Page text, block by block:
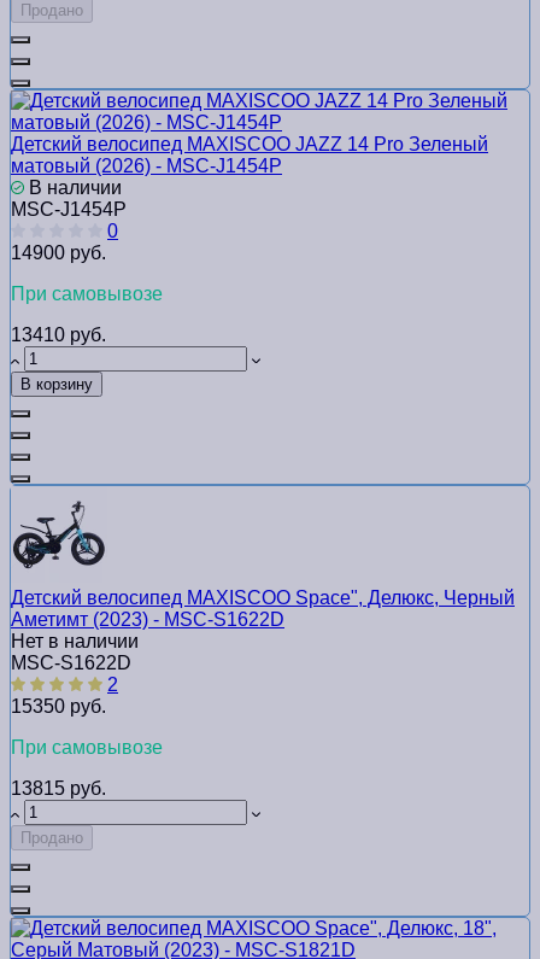
Продано
Детский велосипед MAXISCOO JAZZ 14 Pro Зеленый
матовый (2026) - MSC-J1454P
В наличии
MSC-J1454P
0
14900 руб.
При самовывозе
13410 руб.
В корзину
Детский велосипед MAXISCOO Space", Делюкс, Черный
Аметимт (2023) - MSC-S1622D
Нет в наличии
MSC-S1622D
2
15350 руб.
При самовывозе
13815 руб.
Продано